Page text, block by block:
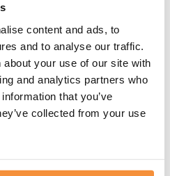
content and ads, to
and to analyse our traffic.
your use of our site with
and analytics partners who
that you’ve
collected from your use